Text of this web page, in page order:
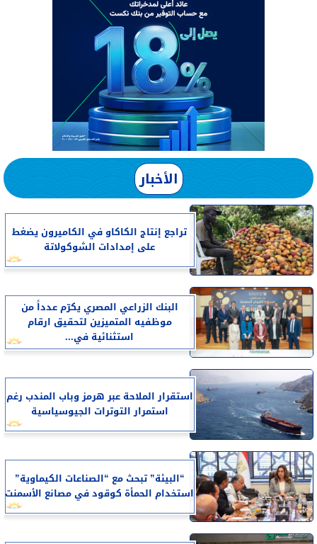
الأخبار
تراجع إنتاج الكاكاو في الكاميرون يضغط
على إمدادات الشوكولاتة
البنك الزراعي المصري يكرّم عدداً من
موظفيه المتميزين لتحقيق ارقام
استثنائية في...
استقرار الملاحة عبر هرمز وباب المندب رغم
استمرار التوترات الجيوسياسية
“البيئة” تبحث مع “الصناعات الكيماوية”
استخدام الحمأة كوقود في مصانع الأسمنت